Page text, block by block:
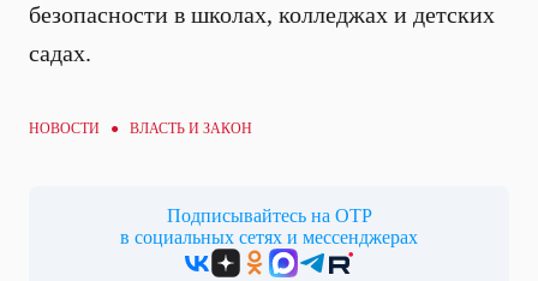
безопасности в школах, колледжах и детских
садах.
НОВОСТИ ● ВЛАСТЬ И ЗАКОН
Подписывайтесь на ОТР
в социальных сетях и мессенджерах